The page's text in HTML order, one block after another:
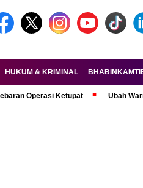
HUKUM & KRIMINAL
Ketupat Ubah Warna dan